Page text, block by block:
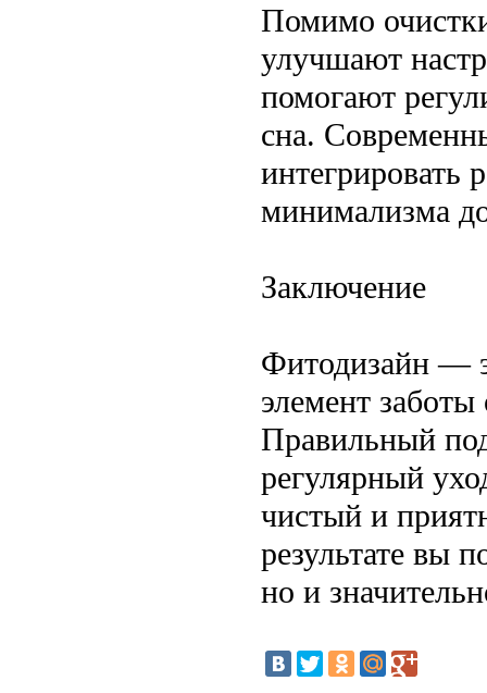
Помимо
улучшают
помогают
сна.
интегрировать
минимализма
Заключение
Фитодизайн —
элемент
Правильный
регулярный
чистый и
результате вы
но и